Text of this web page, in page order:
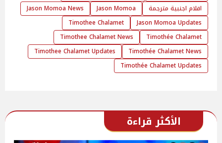
افلام اجنبية مترجمة
Jason Momoa
Jason Momoa News
Jason Momoa Updates
Timothee Chalamet
Timothée Chalamet
Timothee Chalamet News
Timothée Chalamet News
Timothee Chalamet Updates
Timothée Chalamet Updates
الأكثر قراءة